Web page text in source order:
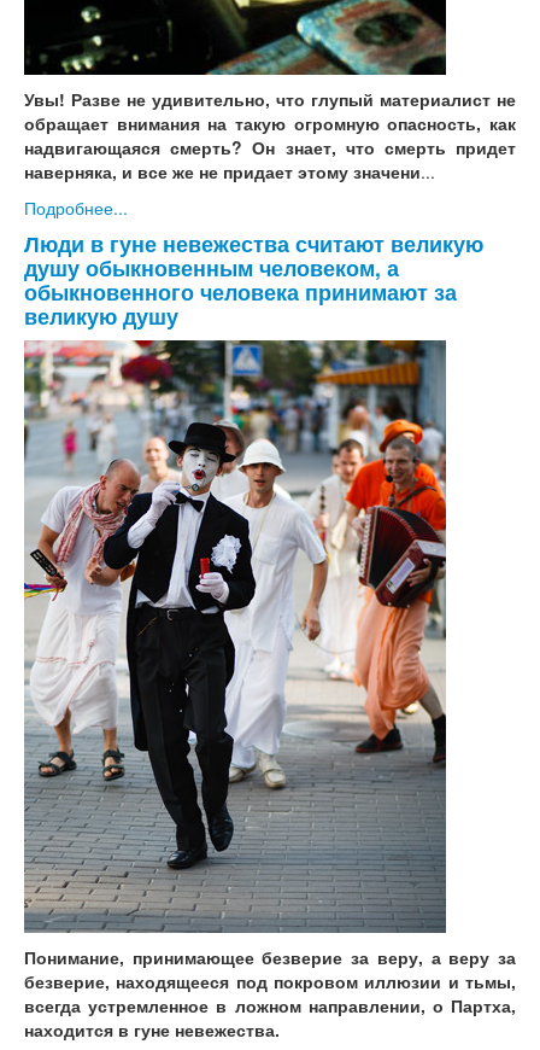
Увы! Разве не удивительно, что глупый материалист не
обращает внимания на такую огромную опасность, как
надвигающаяся смерть? Он знает, что смерть придет
наверняка, и все же не придает этому значени...
Подробнее...
Люди в гуне невежества считают великую
душу обыкновенным человеком, а
обыкновенного человека принимают за
великую душу
Понимание, принимающее безверие за веру, а веру за
безверие, находящееся под покровом иллюзии и тьмы,
всегда устремленное в ложном направлении, о Партха,
находится в гуне невежества.